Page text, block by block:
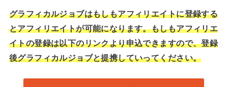
グラフィカルジョブはもしもアフィリエイトに登録する
とアフィリエイトが可能になります。もしもアフィリエ
イトの登録は以下のリンクより申込できますので、登録
後グラフィカルジョブと提携していってください。